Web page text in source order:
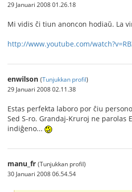
29 Januari 2008 01.26.18
Mi vidis ĉi tiun anoncon hodiaŭ. La
http://www.youtube.com/
enwilson (Tunjukkan profil)
29 Januari 2008 02.11.38
Estas perfekta laboro por ĉiu
Sed S-ro. Grandaj-Kruroj ne parolas
indiĝeno...
manu_fr (Tunjukkan profil)
30 Januari 2008 06.54.54